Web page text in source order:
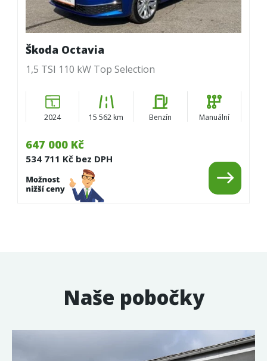
647 000 Kč
534 711 Kč bez DPH
Škoda Octavia
1,5 TSI 110 kW Top Selection
2024 15 562 km Benzín Manuální
Naše pobočky